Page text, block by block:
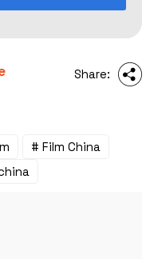
Share:
# Film China